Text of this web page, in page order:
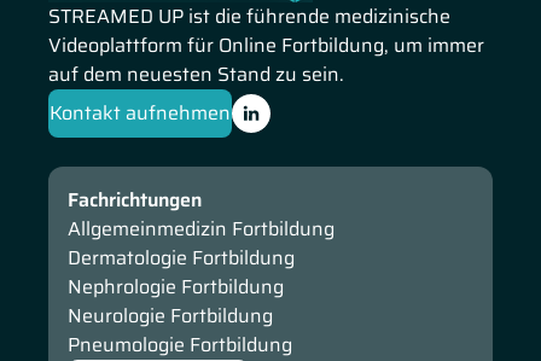
STREAMED UP ist die führende medizinische
Videoplattform für Online Fortbildung, um immer
auf dem neuesten Stand zu sein.
Kontakt aufnehmen
Fachrichtungen
Allgemeinmedizin Fortbildung
Dermatologie Fortbildung
Nephrologie Fortbildung
Neurologie Fortbildung
Pneumologie Fortbildung